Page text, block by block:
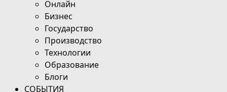
Онлайн
Бизнес
Государство
Производство
Технологии
Образование
Блоги
СОБЫТИЯ